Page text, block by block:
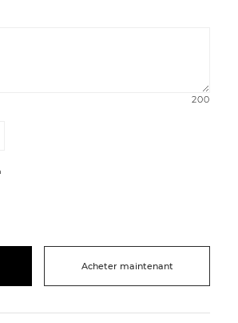
200
Acheter maintenant